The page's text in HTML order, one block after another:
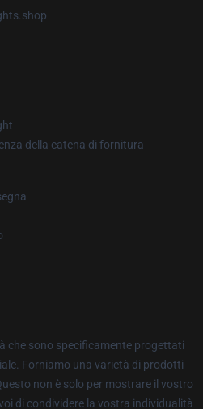
della catena di fornitura
che sono specificamente progettati
Forniamo una varietà di prodotti
non è solo per mostrare il vostro
di condividere la vostra individualità